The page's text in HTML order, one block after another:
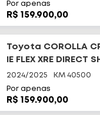
Por apenas
R$ 159.900,00
Toyota COROLLA
IE FLEX XRE DIRECT
2024/2025 KM 40500
Por apenas
R$ 159.900,00